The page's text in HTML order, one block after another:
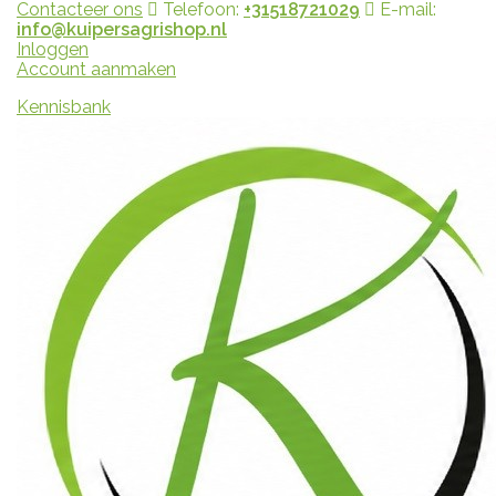
Contacteer ons Telefoon: +31518721029
E-mail:
info@kuipersagrishop.nl
Inloggen
Account aanmaken
Kennisbank